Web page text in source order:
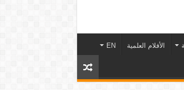
الأفلام العلمية EN